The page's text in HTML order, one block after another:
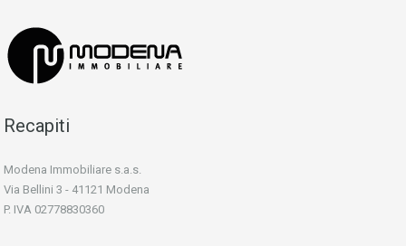
Recapiti
Modena Immobiliare s.a.s.
Via Bellini 3 - 41121 Modena
P. IVA 02778830360